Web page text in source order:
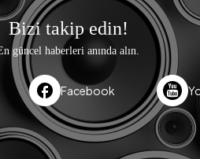
Bizi takip edin!
güncel haberleri anında alın.
Facebook